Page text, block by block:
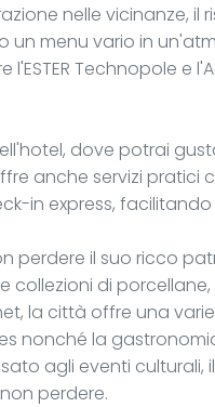
nelle vicinanze, il
un menu vario in
l'ESTER Technopole e
dove potrai
anche servizi
in express,
perdere il suo ricco
collezioni di
la città offre una
nonché la
agli eventi culturali,
perdere.